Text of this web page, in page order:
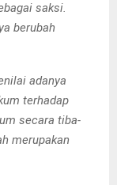
saksi.
berubah
adanya
terhadap
secara tiba-
merupakan